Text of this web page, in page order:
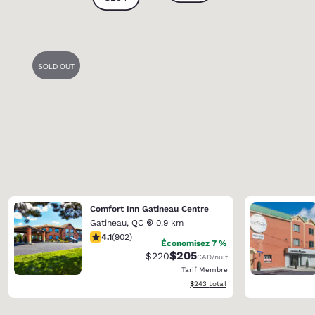
Comfort Inn Gatineau Centre
Gatineau, QC
0.9 km
4.1 étoiles. Très Bien. 902 commentaires
4.1(902)
Économisez 7 %
Tarif barré :
$220Tarif réduit :
$205CAD/nuit
Tarif Membre
Afficher les détails du total estimé
$243 total